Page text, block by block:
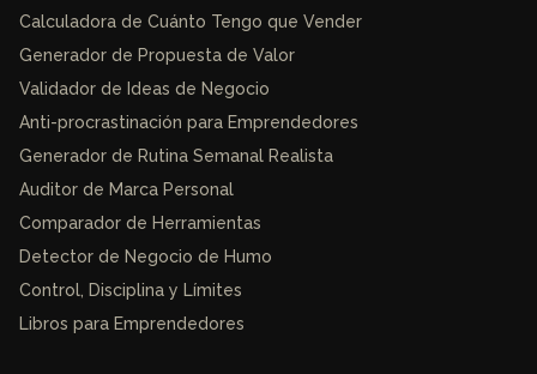
Calculadora de Cuánto Tengo que Vender
Generador de Propuesta de Valor
Validador de Ideas de Negocio
Anti-procrastinación para Emprendedores
Generador de Rutina Semanal Realista
Auditor de Marca Personal
Comparador de Herramientas
Detector de Negocio de Humo
Control, Disciplina y Límites
Libros para Emprendedores